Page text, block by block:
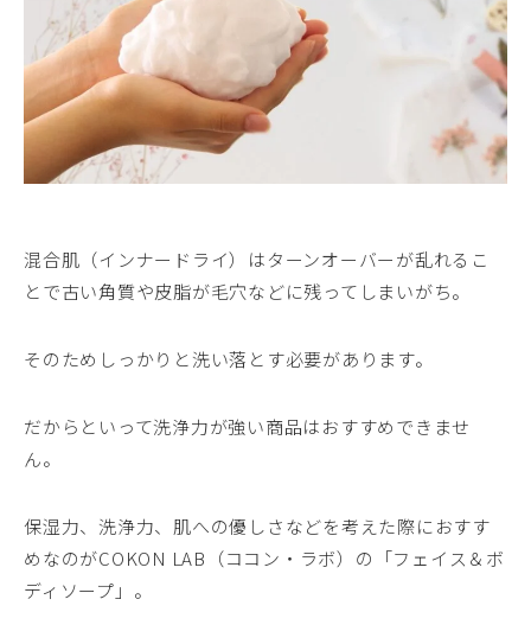
混合肌（インナードライ）はターンオーバーが乱れるこ
とで古い角質や皮脂が毛穴などに残ってしまいがち。
そのためしっかりと洗い落とす必要があります。
だからといって洗浄力が強い商品はおすすめできませ
ん。
保湿力、洗浄力、肌への優しさなどを考えた際におすす
めなのがCOKON LAB（ココン・ラボ）の「フェイス＆ボ
ディソープ」。